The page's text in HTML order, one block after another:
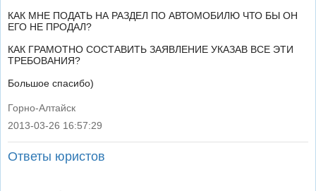
КАК МНЕ ПОДАТЬ НА РАЗДЕЛ ПО АВТОМОБИЛЮ ЧТО БЫ ОН
ЕГО НЕ ПРОДАЛ?
КАК ГРАМОТНО СОСТАВИТЬ ЗАЯВЛЕНИЕ УКАЗАВ ВСЕ ЭТИ
ТРЕБОВАНИЯ?
Большое спасибо)
Горно-Алтайск
|
2013-03-26 16:57:29
Ответы юристов